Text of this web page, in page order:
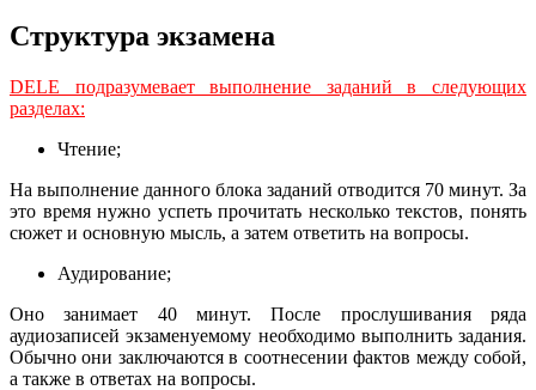
Структура экзамена
DELE подразумевает выполнение заданий в следующих
разделах:
Чтение;
На выполнение данного блока заданий отводится 70 минут. За
это время нужно успеть прочитать несколько текстов, понять
сюжет и основную мысль, а затем ответить на вопросы.
Аудирование;
Оно занимает 40 минут. После прослушивания ряда
аудиозаписей экзаменуемому необходимо выполнить задания.
Обычно они заключаются в соотнесении фактов между собой,
а также в ответах на вопросы.